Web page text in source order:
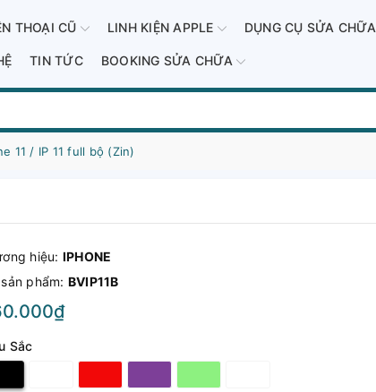
THOẠI CŨ LINH KIỆN APPLE DỤNG CỤ SỬA CHỮA
TIN TỨC BOOKING SỬA CHỮA
11 / IP 11 full bộ (Zin)
hiệu: IPHONE
phẩm: BVIP11B
Sắc